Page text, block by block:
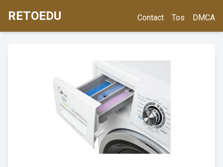
RETOEDU Contact Tos DMCA